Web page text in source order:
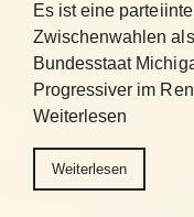
Es ist eine
Zwischenwahlen
Bundesstaat
Progressiver im
Weiterlesen
Weiterlesen